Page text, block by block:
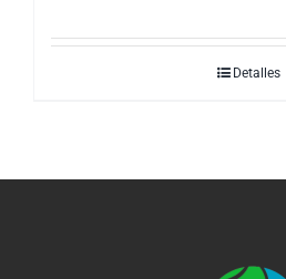
Detalles